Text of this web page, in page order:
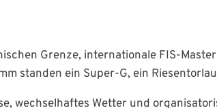
Grenze, internationale FIS-
standen ein Super-G, ein
wechselhaftes Wetter und